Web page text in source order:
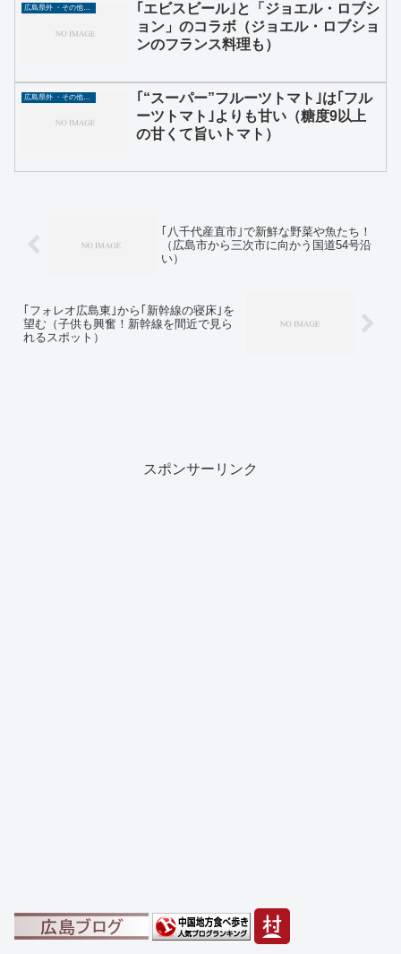
広島県外 ・その他グルメ
｢エビスビール｣と「ジョエル・ロブシ
ョン」のコラボ（ジョエル・ロブショ
ンのフランス料理も）
広島県外 ・その他グルメ
｢“スーパー”フルーツトマト｣は｢フル
ーツトマト｣よりも甘い（糖度9以上
の甘くて旨いトマト）
｢八千代産直市｣で新鮮な野菜や魚たち！
（広島市から三次市に向かう国道54号沿
い）
｢フォレオ広島東｣から｢新幹線の寝床｣を
望む（子供も興奮！新幹線を間近で見ら
れるスポット）
スポンサーリンク